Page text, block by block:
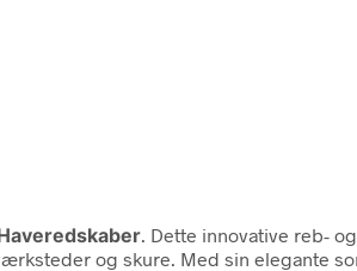
. Dette innovative reb-
og skure. Med sin elegante